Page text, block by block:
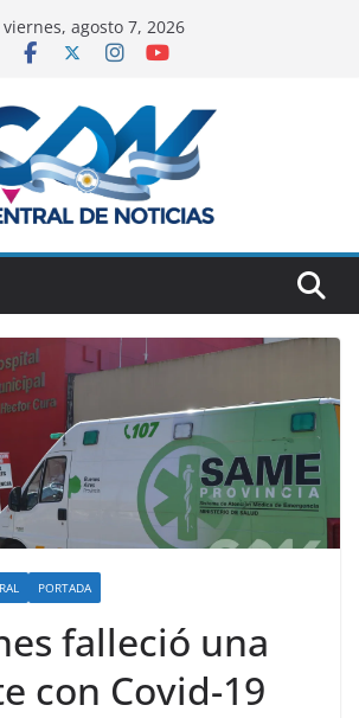
viernes, agosto 7, 2026
PORTADA
falleció una
con Covid-19